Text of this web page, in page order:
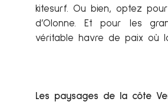
kitesurf. Ou bien, optez
d’Olonne. Et pour les
véritable havre de paix où
Les paysages de la côte